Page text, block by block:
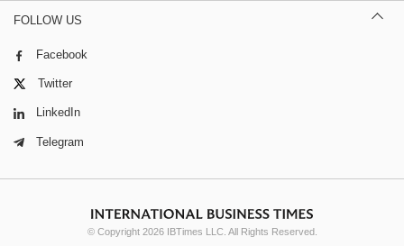
FOLLOW US
Facebook
Twitter
LinkedIn
Telegram
© Copyright 2026 IBTimes LLC. All Rights Reserved.